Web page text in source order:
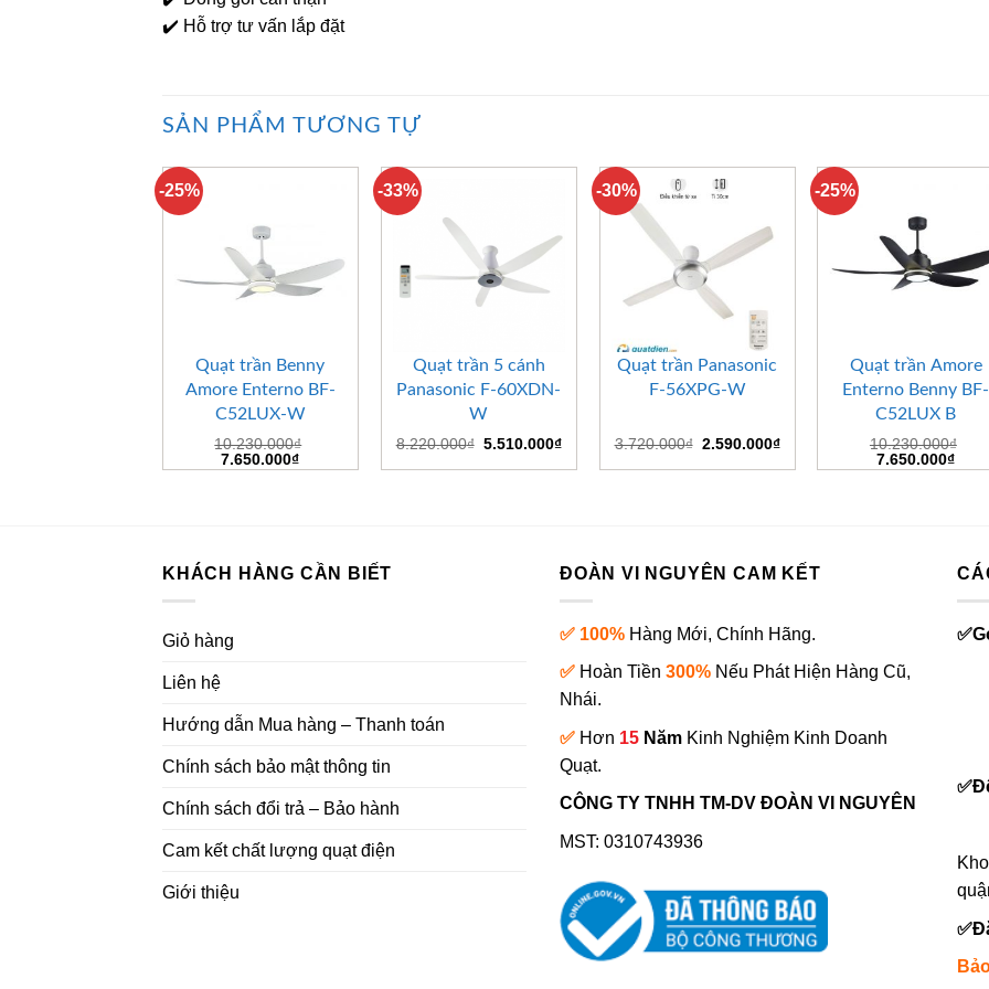
✔️ Hỗ trợ tư vấn lắp đặt
SẢN PHẨM TƯƠNG TỰ
-25%
Quạt trần Benny
Amore Enterno BF-
C52LUX-W
10.230.000₫
Giá
gốc
7.650.000₫Giá
hiện
-33%
Quạt trần 5 cánh
Panasonic F-60XDN-
W
8.220.000₫ Giá
là:
5.510.000₫Giá
tại
-30%
Quạt trần Panasonic
F-56XPG-W
3.720.000₫ Giá
là:
2.590.000₫Giá
tại
-25%
Quạt trần Amore
Enterno Benny BF-
C52LUX B
10.230.000₫
Giá
gốc
7.650.000₫Giá
hiện
KHÁCH HÀNG CẦN BIẾT
Giỏ hàng
Liên hệ
Hướng dẫn Mua hàng – Thanh toán
Chính sách bảo mật thông tin
Chính sách đổi trả – Bảo hành
Cam kết chất lượng quạt điện
Giới thiệu
ĐOÀN VI NGUYÊN CAM KẾT
✅ 100% Hàng Mới, Chính Hãng.
✅ Hoàn Tiền 300% Nếu Phát Hiện Hàng Cũ,
Nhái.
✅ Hơn 15 Năm Kinh Nghiệm Kinh Doanh
Quạt.
CÔNG TY TNHH TM-DV ĐOÀN VI NGUYÊN
MST: 0310743936
✅
✅
✅